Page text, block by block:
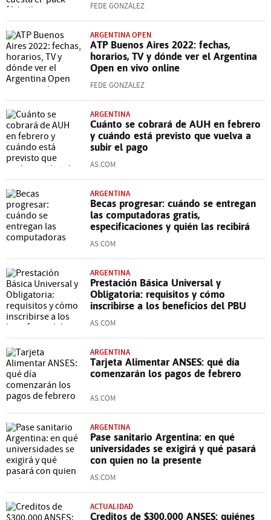
FEDE GONZÁLEZ
ARGENTINA OPEN
ATP Buenos Aires 2022: fechas,
horarios, TV y dónde ver el Argentina
Open en vivo online
FEDE GONZÁLEZ
ARGENTINA
Cuánto se cobrará de AUH en febrero
y cuándo está previsto que vuelva a
subir el pago
AS.COM
ARGENTINA
Becas progresar: cuándo se entregan
las computadoras gratis,
especificaciones y quién las recibirá
AS.COM
ARGENTINA
Prestación Básica Universal y
Obligatoria: requisitos y cómo
inscribirse a los beneficios del PBU
AS.COM
ARGENTINA
Tarjeta Alimentar ANSES: qué día
comenzarán los pagos de febrero
AS.COM
ARGENTINA
Pase sanitario Argentina: en qué
universidades se exigirá y qué pasará
con quien no la presente
AS.COM
ACTUALIDAD
Creditos de $300.000 ANSES: quiénes